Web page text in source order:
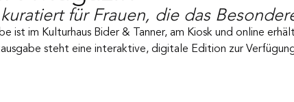
für Frauen, die das
ist im Kulturhaus Bider & Tanner, am Kiosk und online
steht eine interaktive, digitale Edition zur